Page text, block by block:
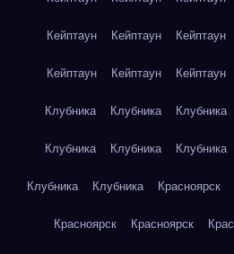
Кейптаун Кейптаун Кейптаун
Кейптаун Кейптаун Кейптаун
Клубника Клубника Клубника
Клубника Клубника Клубника
Клубника Клубника Красноярск
Красноярск Красноярск